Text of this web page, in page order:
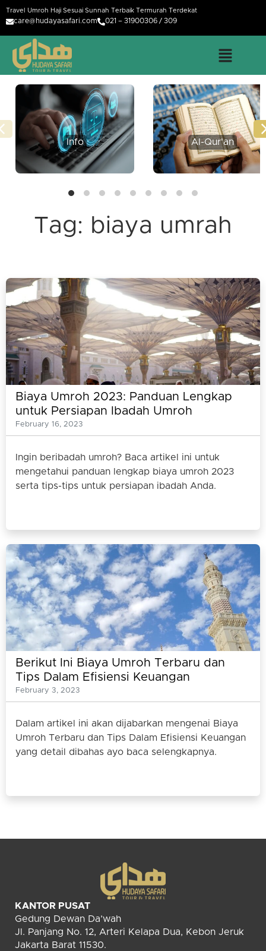
Travel Umroh Haji Sesuai Sunnah Terbaik Termurah Terdekat
care@hudayasafari.com 021 – 31900306 / 309
Info Al-Qur'an
Tag: biaya umrah
Biaya Umroh 2023: Panduan Lengkap
untuk Persiapan Ibadah Umroh
February 16, 2023
Ingin beribadah umroh? Baca artikel ini untuk
mengetahui panduan lengkap biaya umroh 2023
serta tips-tips untuk persiapan ibadah Anda.
Berikut Ini Biaya Umroh Terbaru dan
Tips Dalam Efisiensi Keuangan
February 3, 2023
Dalam artikel ini akan dijabarkan mengenai Biaya
Umroh Terbaru dan Tips Dalam Efisiensi Keuangan
yang detail dibahas ayo baca selengkapnya.
KANTOR PUSAT
Gedung Dewan Da’wah
Jl. Panjang No. 12, Arteri Kelapa Dua, Kebon Jeruk
Jakarta Barat 11530.